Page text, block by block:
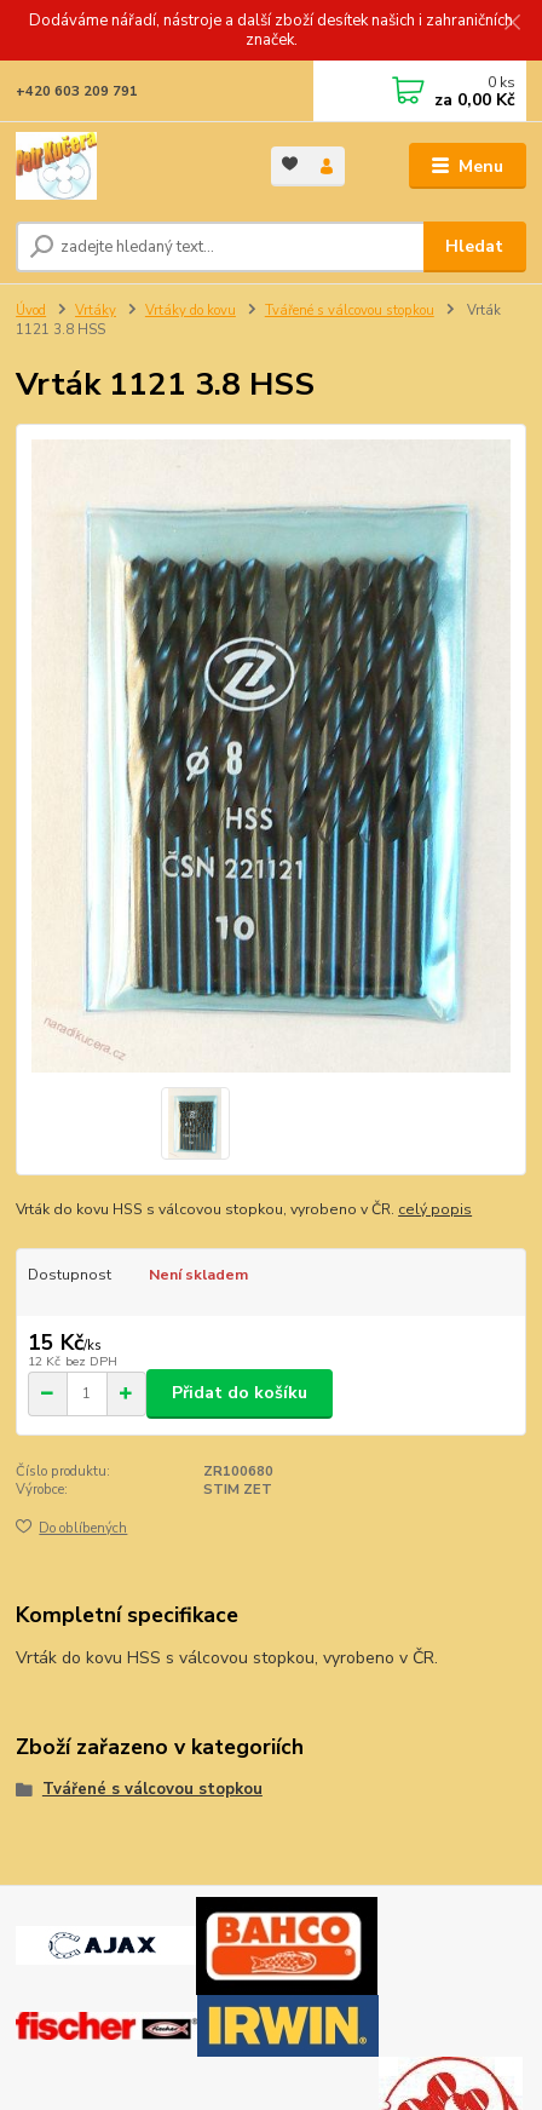
Dodáváme nářadí, nástroje a další zboží desítek našich i zahraničních
značek.
Menu
Hledat
+420 603 209 791 0 ks
za 0,00 Kč
Úvod Vrtáky Vrtáky do kovu Tvářené s válcovou stopkou
Vrták
1121 3.8 HSS
Vrták 1121 3.8 HSS
Vrták do kovu HSS s válcovou stopkou, vyrobeno v ČR. celý popis
Dostupnost Není skladem
15 Kč/ks
12 Kč bez DPH
Přidat do košíku
Číslo produktu:
ZR100680
Výrobce:
STIM ZET
Do oblíbených
Kompletní specifikace
Vrták do kovu HSS s válcovou stopkou, vyrobeno v ČR.
Zboží zařazeno v kategoriích
Tvářené s válcovou stopkou